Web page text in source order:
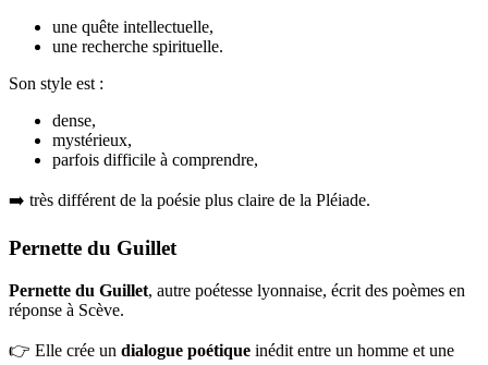
une quête intellectuelle,
une recherche spirituelle.
Son style est :
dense,
mystérieux,
parfois difficile à comprendre,
➡️ très différent de la poésie plus claire de la Pléiade.
Pernette du Guillet
Pernette du Guillet, autre poétesse lyonnaise, écrit des poèmes en
réponse à Scève.
👉 Elle crée un dialogue poétique inédit entre un homme et une